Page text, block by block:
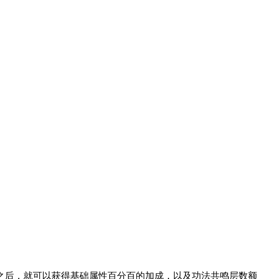
，就可以获得基础属性百分百的加成，以及功法共鸣层数额